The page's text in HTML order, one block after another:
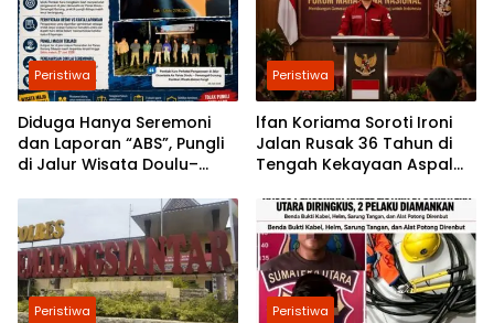
Peristiwa
Diduga Hanya Seremoni
dan Laporan “ABS”, Pungli
di Jalur Wisata Doulu–
Terpantau Berlangsung
Peristiwa
lfan Koriama Soroti Ironi
Jalan Rusak 36 Tahun di
Tengah Kekayaan Aspal
Peristiwa Peristiwa